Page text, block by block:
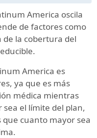
America oscila
de factores como
de la cobertura del
America es
ya que es más
médica mientras
el límite del plan,
cuanto mayor sea